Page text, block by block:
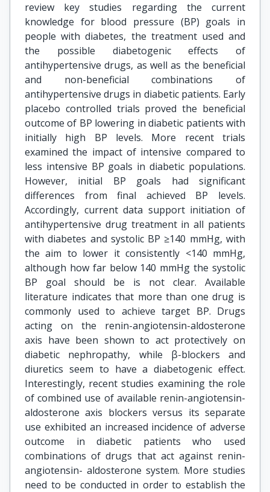
review key studies regarding the current
knowledge for blood pressure (BP) goals in
people with diabetes, the treatment used and
the possible diabetogenic effects of
antihypertensive drugs, as well as the beneficial
and non-beneficial combinations of
antihypertensive drugs in diabetic patients. Early
placebo controlled trials proved the beneficial
outcome of BP lowering in diabetic patients with
initially high BP levels. More recent trials
examined the impact of intensive compared to
less intensive BP goals in diabetic populations.
However, initial BP goals had significant
differences from final achieved BP levels.
Accordingly, current data support initiation of
antihypertensive drug treatment in all patients
with diabetes and systolic BP ≥140 mmHg, with
the aim to lower it consistently <140 mmHg,
although how far below 140 mmHg the systolic
BP goal should be is not clear. Available
literature indicates that more than one drug is
commonly used to achieve target BP. Drugs
acting on the renin-angiotensin-aldosterone
axis have been shown to act protectively on
diabetic nephropathy, while β-blockers and
diuretics seem to have a diabetogenic effect.
Interestingly, recent studies examining the role
of combined use of available renin-angiotensin-
aldosterone axis blockers versus its separate
use exhibited an increased incidence of adverse
outcome in diabetic patients who used
combinations of drugs that act against renin-
angiotensin- aldosterone system. More studies
need to be conducted in order to establish the